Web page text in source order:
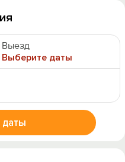
Выезд
Выберите даты